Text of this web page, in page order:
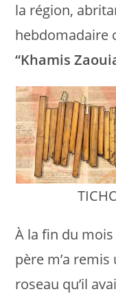
la région,
hebdomadaire
“Khamis
À la fin du
père m’a
roseau qu’il